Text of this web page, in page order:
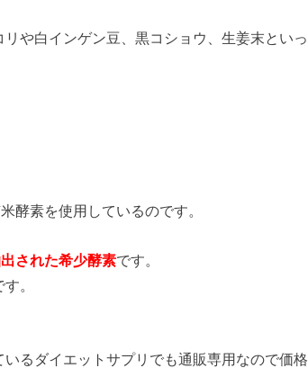
や白インゲン豆、黒コショウ、生姜末といっ
酵素を使用しているのです。
された希少酵素です。
。
るダイエットサプリでも通販専用なので価格